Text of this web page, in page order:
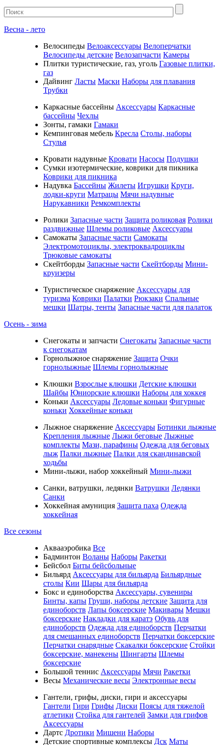
Весна - лето
Велосипеды Велоаксессуары Велоперчатки
Велосипеды детские Велозапчасти Камеры
Плитки туристические, газ, уголь Газовые плитки,
газ
Дайвинг Ласты Маски Наборы для плавания
Трубки
Каркасные бассейны Аксессуары Каркасные
бассейны Чехлы
Зонты, гамаки Гамаки
Кемпинговая мебель Кресла Столы, наборы
Стулья
Кровати надувные Кровати Насосы Подушки
Cумки изотермические, коврики для пикника
Коврики для пикника
Надувка Бассейны Жилеты Игрушки Круги,
лодки-круги Матрацы Мячи надувные
Нарукавники Ремкомплекты
Ролики Запасные части Защита роликовая Ролики
раздвижные Шлемы роликовые Аксессуары
Самокаты Запасные части Самокаты
Электромотоциклы, электроквадроциклы
Трюковые самокаты
Скейтборды Запасные части Скейтборды Мини-
круизеры
Туристическое снаряжение Аксессуары для
туризма Коврики Палатки Рюкзаки Спальные
мешки Шатры, тенты Запасные части для палаток
Осень - зима
Cнегокаты и запчасти Снегокаты Запасные части
к снегокатам
Горнолыжное снаряжение Защита Очки
горнолыжные Шлемы горнолыжные
Клюшки Взрослые клюшки Детские клюшки
Шайбы Юниорские клюшки Наборы для хоккея
Коньки Аксессуары Ледовые коньки Фигурные
коньки Хоккейные коньки
Лыжное снаряжение Аксессуары Ботинки лыжные
Крепления лыжные Лыжи беговые Лыжные
комплекты Мази, парафины Одежда для беговых
лыж Палки лыжные Палки для скандинавской
ходьбы
Мини-лыжи, набор хоккейный Мини-лыжи
Санки, ватрушки, ледянки Ватрушки Ледянки
Санки
Хоккейная амуниция Защита паха Одежда
хоккейная
Все сезоны
Аквааэробика Все
Бадминтон Воланы Наборы Ракетки
Бейсбол Биты бейсбольные
Бильярд Аксессуары для бильярда Бильярдные
столы Кии Шары для бильярда
Бокс и единоборства Аксессуары, сувениры
Бинты, капы Груши, наборы детские Защита для
единоборств Лапы боксерские Макивары Мешки
боксерские Накладки для каратэ Обувь для
единоборств Одежда для единоборств Перчатки
для смешанных единоборств Перчатки боксерские
Перчатки снарядные Скакалки боксерские Стойки
боксерские, манекены Шингарты Шлемы
боксерские
Большой теннис Аксессуары Мячи Ракетки
Весы Механические весы Электронные весы
Гантели, грифы, диски, гири и аксессуары
Гантели Гири Грифы Диски Поясы для тяжелой
атлетики Стойка для гантелей Замки для грифов
Аксессуары
Дартс Дротики Мишени Наборы
Детские спортивные комплексы Дск Маты